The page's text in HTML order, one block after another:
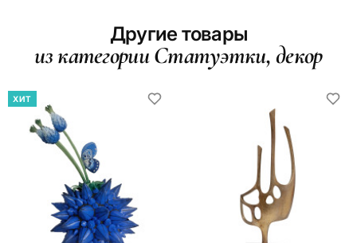
Другие товары
из категории Статуэтки, декор
ХИТ